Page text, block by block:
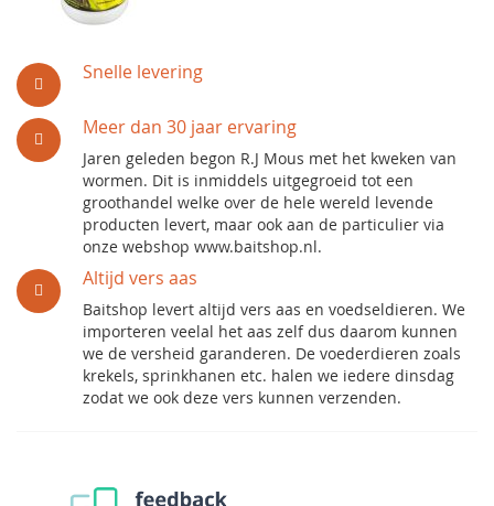
Snelle levering
Meer dan 30 jaar ervaring
Jaren geleden begon R.J Mous met het kweken van
wormen. Dit is inmiddels uitgegroeid tot een
groothandel welke over de hele wereld levende
producten levert, maar ook aan de particulier via
onze webshop www.baitshop.nl.
Altijd vers aas
Baitshop levert altijd vers aas en voedseldieren. We
importeren veelal het aas zelf dus daarom kunnen
we de versheid garanderen. De voederdieren zoals
krekels, sprinkhanen etc. halen we iedere dinsdag
zodat we ook deze vers kunnen verzenden.